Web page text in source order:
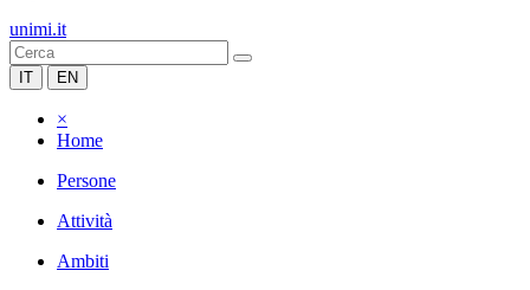
unimi.it
IT EN
×
Home
Persone
Attività
Ambiti